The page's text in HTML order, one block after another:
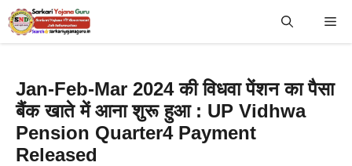
Skip
to
Jan-Feb-Mar 2024 की विधवा पेंशन का पैसा
बैंक खाते में आना शुरू हुआ : UP Vidhwa
Pension Quarter4 Payment
Released